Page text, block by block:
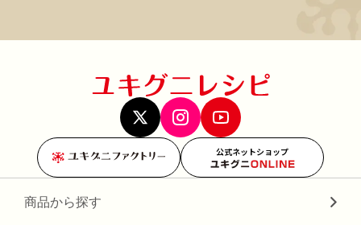
公式ネットショップ
商品から探す